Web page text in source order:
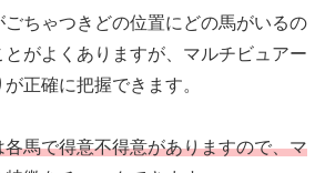
ごちゃつきどの位置にどの馬がいるの
がよくありますが、マルチビュアー
正確に把握できます。
馬で得意不得意がありますので、マ